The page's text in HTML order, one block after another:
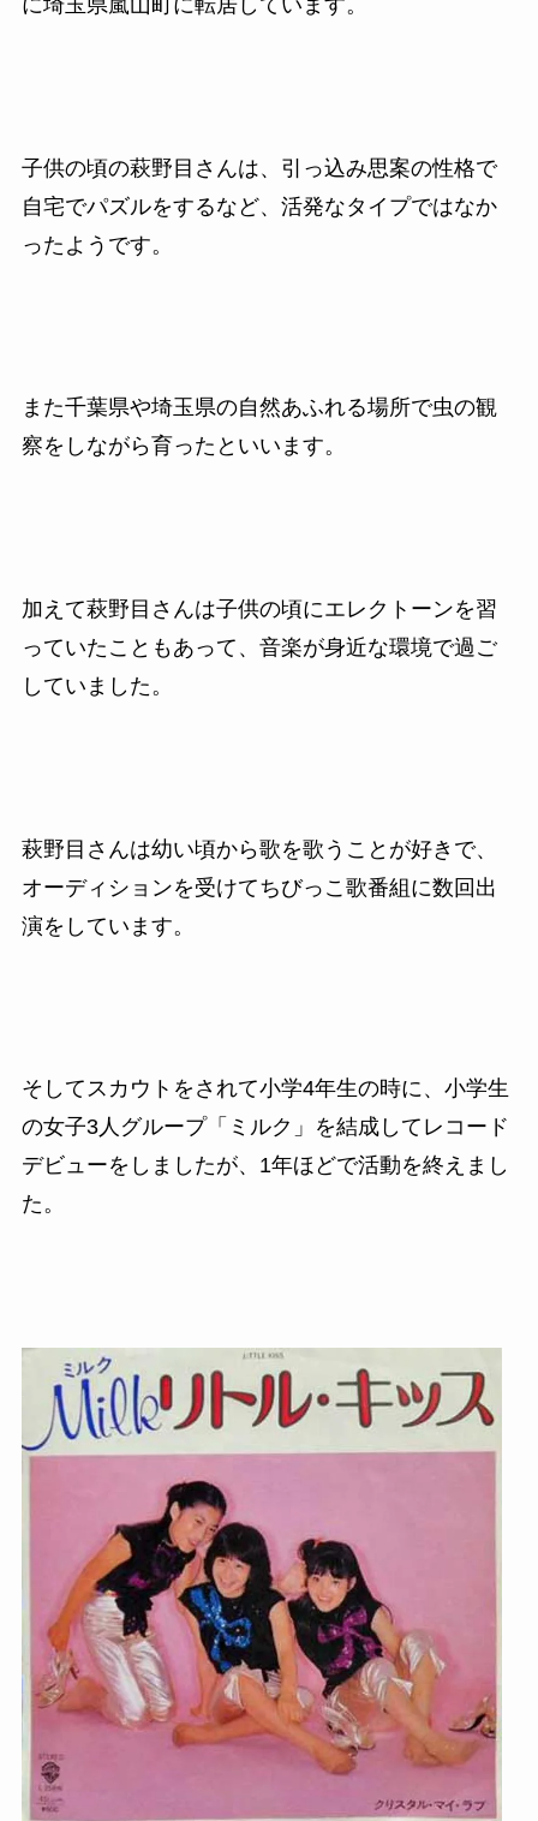
子供の頃の萩野目さんは、引っ込み思案の性格で
自宅でパズルをするなど、活発なタイプではなか
ったようです。
また千葉県や埼玉県の自然あふれる場所で虫の観
察をしながら育ったといいます。
加えて萩野目さんは子供の頃にエレクトーンを習
っていたこともあって、音楽が身近な環境で過ご
していました。
萩野目さんは幼い頃から歌を歌うことが好きで、
オーディションを受けてちびっこ歌番組に数回出
演をしています。
そしてスカウトをされて小学4年生の時に、小学生
の女子3人グループ「ミルク」を結成してレコード
デビューをしましたが、1年ほどで活動を終えまし
た。